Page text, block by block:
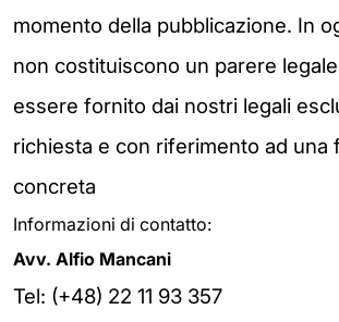
momento della pubblicazione. In
non costituiscono un parere
essere fornito dai nostri legali
richiesta e con riferimento ad una
concreta
Informazioni di contatto:
Avv. Alfio Mancani
Tel: (+48) 22 11 93 357